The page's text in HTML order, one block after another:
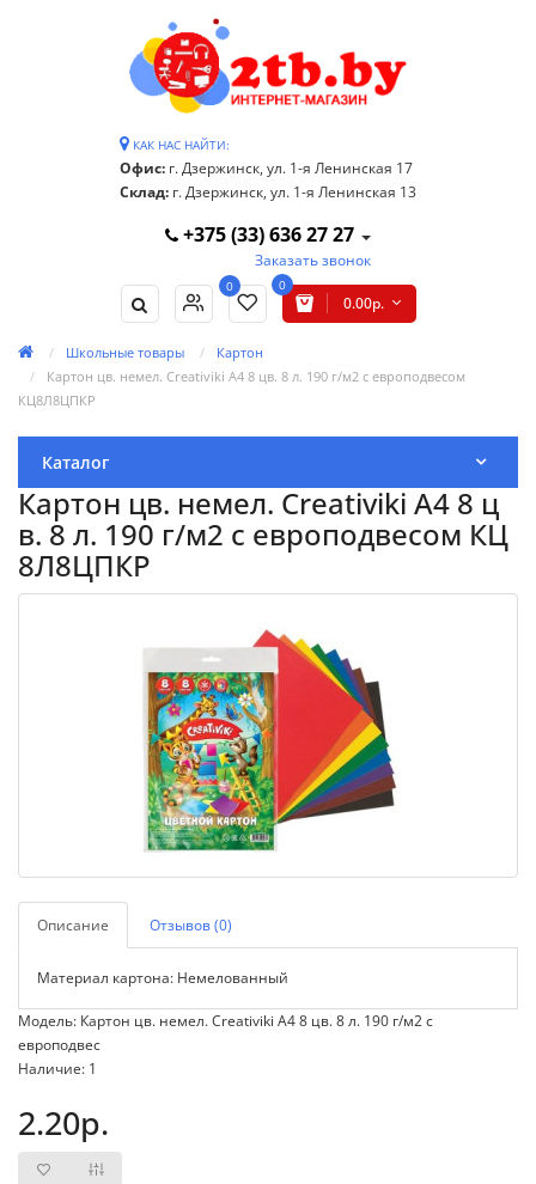
КАК НАС НАЙТИ:
Офис: г. Дзержинск, ул. 1-я Ленинская 17
Склад: г. Дзержинск, ул. 1-я Ленинская 13
+375 (33) 636 27 27
Заказать звонок
0 0
0.00р.
Школьные товары
Картон
Картон цв. немел. Creativiki А4 8 цв. 8 л. 190 г/м2 с европодвесом
КЦ8Л8ЦПКР
Каталог
Картон цв. немел. Creativiki А4 8 ц
в. 8 л. 190 г/м2 с европодвесом КЦ
8Л8ЦПКР
Описание Отзывов (0)
Материал картона: Немелованный
Модель: Картон цв. немел. Creativiki А4 8 цв. 8 л. 190 г/м2 с
европодвес
Наличие: 1
2.20р.